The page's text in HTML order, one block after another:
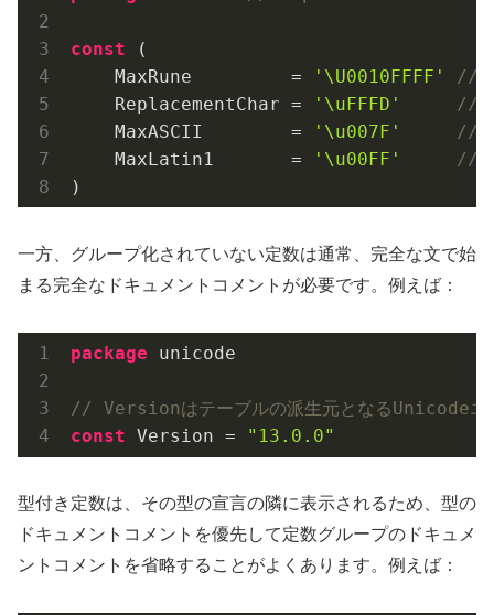
const (
    MaxRune         =
'\U0010FFFF'
//
    ReplacementChar =
'\uFFFD'
//
    MaxASCII        =
'\u007F'
//
    MaxLatin1       =
'\u00FF'
//
一方、グループ化されていない定数は通常、完全な文で始
まる完全なドキュメントコメントが必要です。例えば：
package unicode
// Versionはテーブルの派生元となるUnicodeエ
const Version = "13.0.0"
型付き定数は、その型の宣言の隣に表示されるため、型の
ドキュメントコメントを優先して定数グループのドキュメ
ントコメントを省略することがよくあります。例えば：